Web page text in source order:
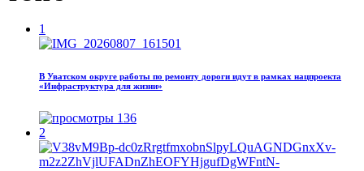
1
В Уватском округе работы по ремонту дороги идут в рамках нацпроекта
«Инфраструктура для жизни»
136
2